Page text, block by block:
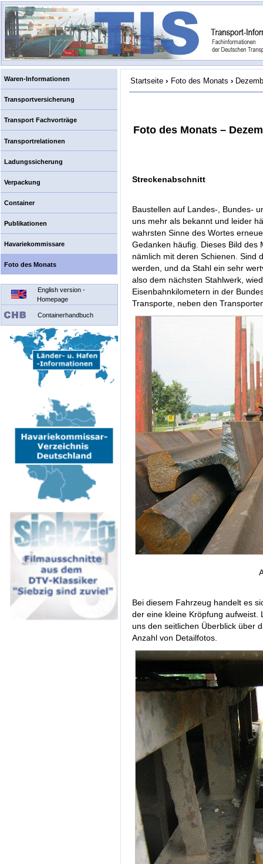
Waren-Informationen
Transportversicherung
Transport Fachvorträge
Transportrelationen
Ladungssicherung
Verpackung
Container
Publikationen
Havariekommissare
Foto des Monats
English version -
Homepage
Containerhandbuch
Startseite › Foto des Monats ›
Foto des Monats –
Streckenabschnitt
Baustellen auf Landes-, Bundes-
uns mehr als bekannt und leider
wahrsten Sinne des Wortes
Gedanken häufig. Dieses Bild des
nämlich mit deren Schienen. Sind
werden, und da Stahl ein sehr
also dem nächsten Stahlwerk,
Eisenbahnkilometern in der
Transporte, neben den
Bei diesem Fahrzeug handelt es
der eine kleine Kröpfung aufweist.
uns den seitlichen Überblick über
Anzahl von Detailfotos.